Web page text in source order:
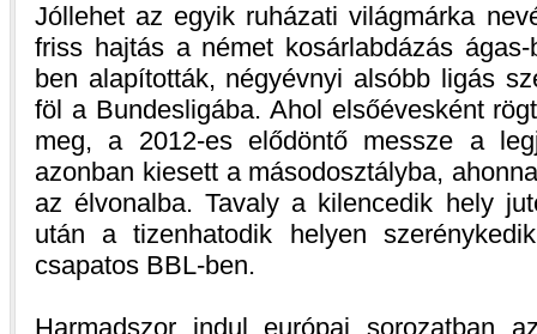
Jóllehet az egyik ruházati világmárka
friss hajtás a német kosárlabdázás
ben alapították, négyévnyi alsóbb ligás
föl a Bundesligába. Ahol elsőévesként
meg, a 2012-es elődöntő messze a
azonban kiesett a másodosztályba,
az élvonalba. Tavaly a kilencedik hely
után a tizenhatodik helyen
csapatos BBL-ben.
Harmadszor indul európai sorozatban